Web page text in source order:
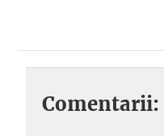
Comentarii: